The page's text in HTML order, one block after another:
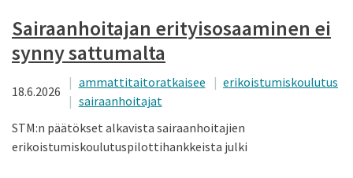
Sairaanhoitajan erityisosaaminen ei
synny sattumalta
18.6.2026
ammattitaitoratkaisee
erikoistumiskoulutus
sairaanhoitajat
STM:n päätökset alkavista sairaanhoitajien
erikoistumiskoulutuspilottihankkeista julki